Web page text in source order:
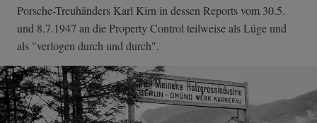
Porsche-Treuhänders Karl Kirn in dessen Reports vom 30.5.
und 8.7.1947 an die Property Control teilweise als Lüge und
als "verlogen durch und durch".